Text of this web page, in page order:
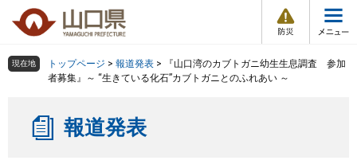
の
ー
情
報
メ
ュ
組織で探す
検索の仕方 組織で探す
現在地 トップページ > 報道発表 >
『山口湾のカブトガニ幼生生息調査 参加
者募集』～ “生きている化石”カブトガニとのふれあい ～
報道発表